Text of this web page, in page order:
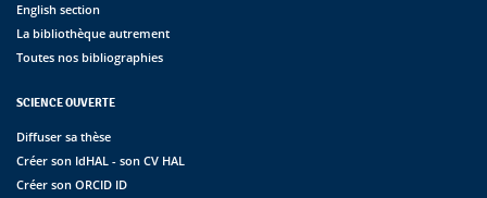
English section
La bibliothèque autrement
Toutes nos bibliographies
SCIENCE OUVERTE
Diffuser sa thèse
Créer son IdHAL - son CV HAL
Créer son ORCID ID